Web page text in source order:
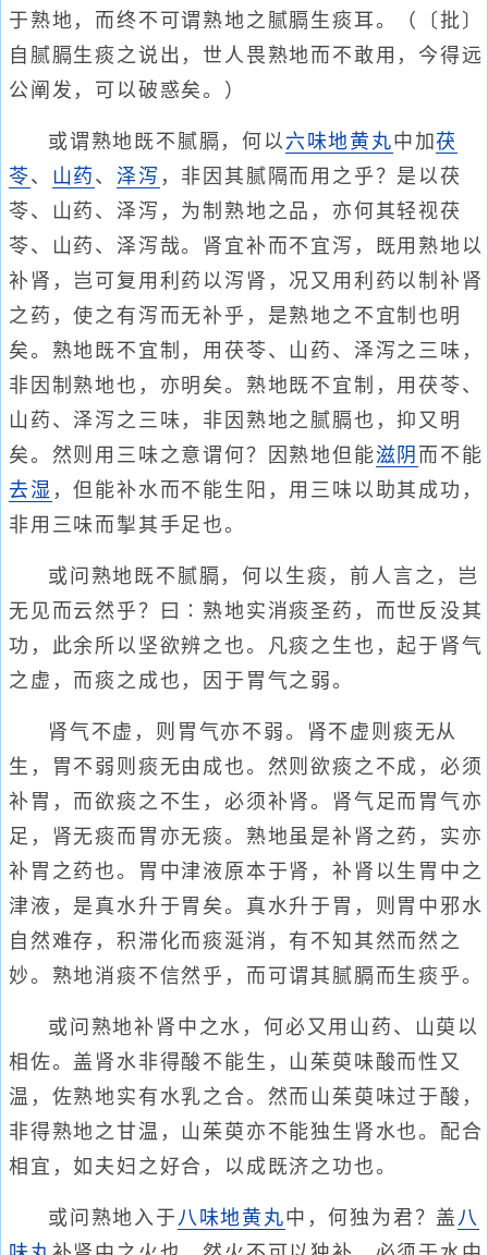
于熟地，而终不可谓熟地之腻膈生痰耳。（〔批〕
自腻膈生痰之说出，世人畏熟地而不敢用，今得远
公阐发，可以破惑矣。）
或谓熟地既不腻膈，何以 六味地黄丸中加茯
苓、 山药 、 泽泻 ，非因其腻隔而用之乎？是以茯
苓、山药、泽泻，为制熟地之品，亦何其轻视茯
苓、山药、泽泻哉。肾宜补而不宜泻，既用熟地以
补肾，岂可复用利药以泻肾，况又用利药以制补肾
之药，使之有泻而无补乎，是熟地之不宜制也明
矣。熟地既不宜制，用茯苓、山药、泽泻之三味，
非因制熟地也，亦明矣。熟地既不宜制，用茯苓、
山药、泽泻之三味，非因熟地之腻膈也，抑又明
矣。然则用三味之意谓何？因熟地但能滋阴 而不能
去湿 ，但能补水而不能生阳，用三味以助其成功，
非用三味而掣其手足也。
或问熟地既不腻膈，何以生痰，前人言之，岂
无见而云然乎？曰∶熟地实消痰圣药，而世反没其
功，此余所以坚欲辨之也。凡痰之生也，起于肾气
之虚，而痰之成也，因于胃气之弱。
肾气不虚，则胃气亦不弱。肾不虚则痰无从
生，胃不弱则痰无由成也。然则欲痰之不成，必须
补胃，而欲痰之不生，必须补肾。肾气足而胃气亦
足，肾无痰而胃亦无痰。熟地虽是补肾之药，实亦
补胃之药也。胃中津液原本于肾，补肾以生胃中之
津液，是真水升于胃矣。真水升于胃，则胃中邪水
自然难存，积滞化而痰涎消，有不知其然而然之
妙。熟地消痰不信然乎，而可谓其腻膈而生痰乎。
或问熟地补肾中之水，何必又用山药、山萸以
相佐。盖肾水非得酸不能生，山茱萸味酸而性又
温，佐熟地实有水乳之合。然而山茱萸味过于酸，
非得熟地之甘温，山茱萸亦不能独生肾水也。配合
相宜，如夫妇之好合，以成既济之功也。
或问熟地入于 八味地黄丸中，何独为君？盖 八